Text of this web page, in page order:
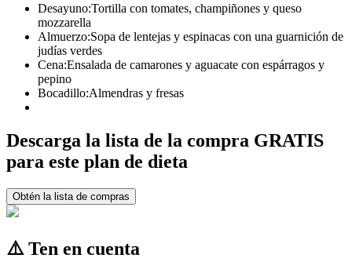
Desayuno:Tortilla con tomates, champiñones y queso
mozzarella
Almuerzo:Sopa de lentejas y espinacas con una guarnición de
judías verdes
Cena:Ensalada de camarones y aguacate con espárragos y
pepino
Bocadillo:Almendras y fresas
Descarga la lista de la compra GRATIS
para este plan de dieta
Obtén la lista de compras
⚠️ Ten en cuenta